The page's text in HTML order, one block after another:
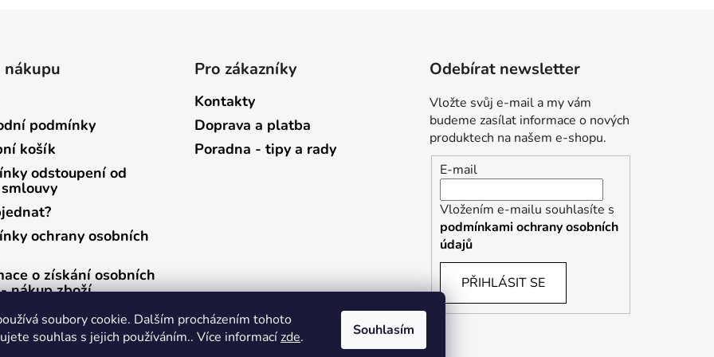
soubory cookie. Dalším procházením tohoto
souhlas s jejich používáním.. Více informacízde. Souhlasím
nákupu
podmínky
košík
odstoupení od
ochrany osobních
o získání osobních
nákup zboží
o získání osobních
zasílání newsletterů
Pro zákazníky
Kontakty
Doprava a platba
Poradna - tipy a rady
Odebírat newsletter
Vložte svůj e-mail a my vám
budeme zasílat informace o nových
produktech na našem e-shopu.
E-mail
Vložením e-mailu souhlasíte s
podmínkami ochrany osobních
údajů
PŘIHLÁSIT SE